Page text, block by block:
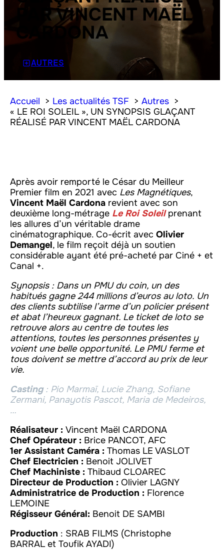
PAR VINCENT MAËL
CARDONA
AUTRES
Accueil Les actualités TSF
Autres
« LE ROI SOLEIL », UN SYNOPSIS GLAÇANT
RÉALISÉ PAR VINCENT MAËL CARDONA
Après avoir remporté le César du Meilleur
Premier film en 2021 avec Les Magnétiques,
Vincent Maël Cardona revient avec son
deuxième long-métrage Le Roi Soleilprenant
les allures d’un véritable drame
cinématographique. Co-écrit avec Olivier
Demangel, le film reçoit déjà un soutien
considérable ayant été pré-acheté par Ciné + et
Canal +.
Synopsis : Dans un PMU du coin, un des
habitués gagne 244 millions d’euros au loto. Un
des clients subtilise l’arme d’un policier présent
et abat l’heureux gagnant. Le ticket de loto se
retrouve alors au centre de toutes les
attentions, toutes les personnes présentes y
voient une belle opportunité. Le PMU ferme et
tous doivent se mettre d’accord au prix de leur
vie.
Casting: Pio Marmaï, Lucie Zhang, Sofiane
Zermani, Panayotis Pascot, Maria de Medeiros,
…
Réalisateur : Vincent Maël CARDONA
Chef Opérateur : Brice PANCOT, AFC
1er Assistant Caméra : Thomas LE VASLOT
Chef Electricien : Benoit JOLIVET
Chef Machiniste : Thibaud CLOAREC
Directeur de Production : Olivier LAGNY
Administratrice de Production : Florence
LEMOINE
Régisseur Général: Benoit DE SAMBI
Production : SRAB FILMS (Christophe
BARRAL et Toufik AYADI)